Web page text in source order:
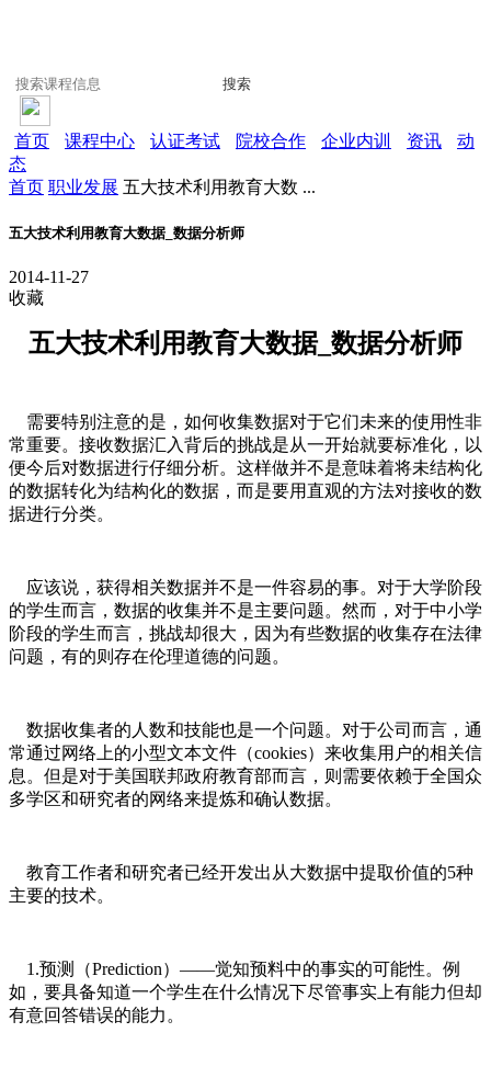
搜索
首页 课程中心 认证考试 院校合作 企业内训 资讯
动
态
首页 职业发展 五大技术利用教育大数 ...
五大技术利用教育大数据_数据分析师
2014-11-27
收藏
五大技术利用教育大数据_数据分析师
需要特别注意的是，如何收集数据对于它们未来的使用性非
常重要。接收数据汇入背后的挑战是从一开始就要标准化，以
便今后对数据进行仔细分析。这样做并不是意味着将未结构化
的数据转化为结构化的数据，而是要用直观的方法对接收的数
据进行分类。
应该说，获得相关数据并不是一件容易的事。对于大学阶段
的学生而言，数据的收集并不是主要问题。然而，对于中小学
阶段的学生而言，挑战却很大，因为有些数据的收集存在法律
问题，有的则存在伦理道德的问题。
数据收集者的人数和技能也是一个问题。对于公司而言，通
常通过网络上的小型文本文件（cookies）来收集用户的相关信
息。但是对于美国联邦政府教育部而言，则需要依赖于全国众
多学区和研究者的网络来提炼和确认数据。
教育工作者和研究者已经开发出从大数据中提取价值的5种
主要的技术。
1.预测（Prediction）——觉知预料中的事实的可能性。例
如，要具备知道一个学生在什么情况下尽管事实上有能力但却
有意回答错误的能力。